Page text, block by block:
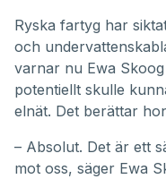
Ryska fartyg har
och
varnar nu Ewa
potentiellt skulle
elnät. Det berättar
– Absolut. Det är ett
mot oss, säger Ewa